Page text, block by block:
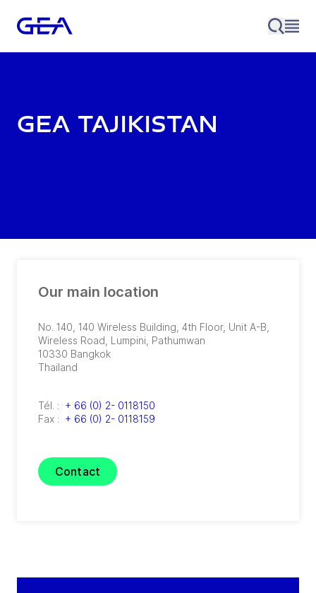
GEA Tajikistan
Our main location
No. 140, 140 Wireless Building, 4th Floor, Unit A-B,
Wireless Road Lumpini, Pathumwan
10330 Bangkok
Thailand
Tél. : + 66 (0) 2- 0118150
Fax : + 66 (0) 2- 0118159
Contact